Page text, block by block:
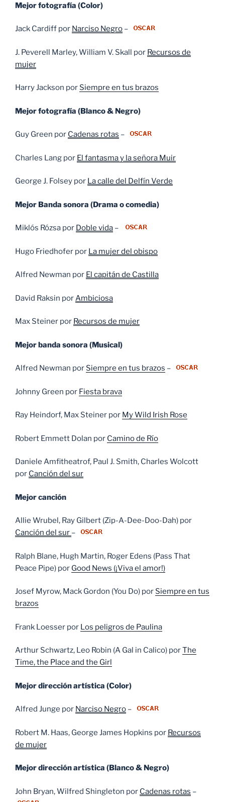
Mejor fotografía (Color)
Jack Cardiff por Narciso Negro –
J. Peverell Marley, William V. Skall por Recursos de
mujer
Harry Jackson por Siempre en tus brazos
Mejor fotografía (Blanco & Negro)
Guy Green por Cadenas rotas –
Charles Lang por El fantasma y la señora Muir
George J. Folsey por La calle del Delfín Verde
Mejor Banda sonora (Drama o comedia)
Miklós Rózsa por Doble vida –
Hugo Friedhofer por La mujer del obispo
Alfred Newman por El capitán de Castilla
David Raksin por Ambiciosa
Max Steiner por Recursos de mujer
Mejor banda sonora (Musical)
Alfred Newman por Siempre en tus brazos –
Johnny Green por Fiesta brava
Ray Heindorf, Max Steiner por My Wild Irish Rose
Robert Emmett Dolan por Camino de Río
Daniele Amfitheatrof, Paul J. Smith, Charles Wolcott
por Canción del sur
Mejor canción
Allie Wrubel, Ray Gilbert (Zip-A-Dee-Doo-Dah) por
Canción del sur –
Ralph Blane, Hugh Martin, Roger Edens (Pass That
Peace Pipe) por Good News (¡Viva el amor!)
Josef Myrow, Mack Gordon (You Do) por Siempre en tus
brazos
Frank Loesser por Los peligros de Paulina
Arthur Schwartz, Leo Robin (A Gal in Calico) porThe
Time, the Place and the Girl
Mejor dirección artística (Color)
Alfred Junge por Narciso Negro –
Robert M. Haas, George James Hopkins por Recursos
de mujer
Mejor dirección artística (Blanco & Negro)
John Bryan, Wilfred Shingleton por Cadenas rotas –